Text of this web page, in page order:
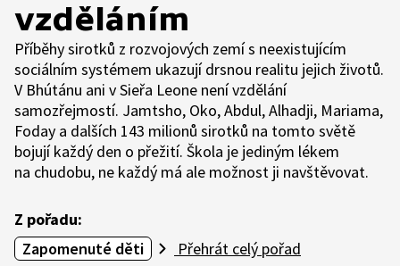
vzděláním
Příběhy sirotků z rozvojových zemí s neexistujícím
sociálním systémem ukazují drsnou realitu jejich životů.
V Bhútánu ani v Sieřa Leone není vzdělání
samozřejmostí. Jamtsho, Oko, Abdul, Alhadji, Mariama,
Foday a dalších 143 milionů sirotků na tomto světě
bojují každý den o přežití. Škola je jediným lékem
na chudobu, ne každý má ale možnost ji navštěvovat.
Z pořadu:
Zapomenuté děti
Přehrát celý pořad